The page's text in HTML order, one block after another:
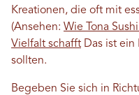
Kreationen, die oft mit
(Ansehen: Wie Tona
Vielfalt schafft Das ist ein
sollten.
Begeben Sie sich in